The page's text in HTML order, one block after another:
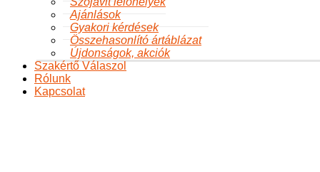
Ajánlások
Gyakori kérdések
Összehasonlító ártáblázat
Újdonságok, akciók
Szakértő Válaszol
Rólunk
Kapcsolat